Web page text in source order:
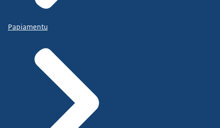
Papiamentu